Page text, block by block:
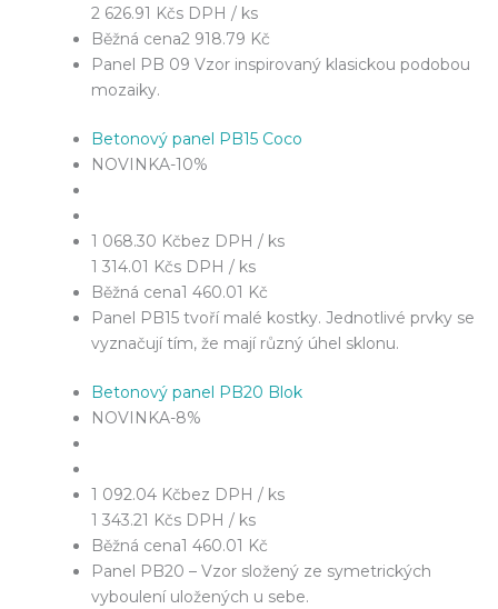
2 626.91 Kčs DPH / ks
Běžná cena2 918.79 Kč
Panel PB 09 Vzor inspirovaný klasickou podobou
mozaiky.
Betonový panel PB15 Coco
NOVINKA-10%
1 068.30 Kčbez DPH / ks
1 314.01 Kčs DPH / ks
Běžná cena1 460.01 Kč
Panel PB15 tvoří malé kostky. Jednotlivé prvky se
vyznačují tím, že mají různý úhel sklonu.
Betonový panel PB20 Blok
NOVINKA-8%
1 092.04 Kčbez DPH / ks
1 343.21 Kčs DPH / ks
Běžná cena1 460.01 Kč
Panel PB20 – Vzor složený ze symetrických
vyboulení uložených u sebe.